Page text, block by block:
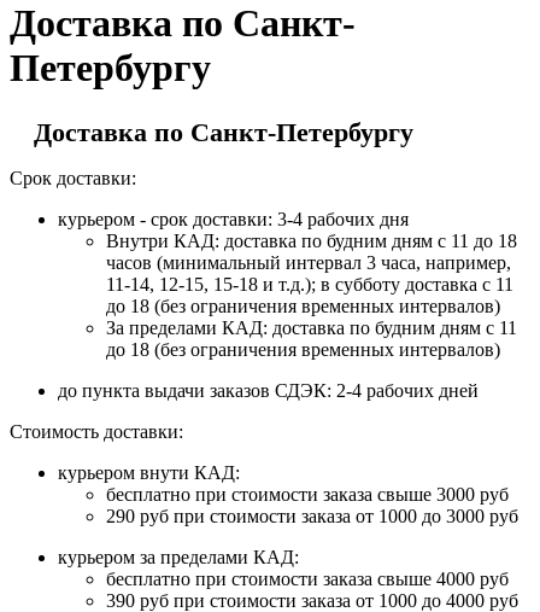
Доставка по Санкт-
Петербургу
Доставка по Санкт-Петербургу
Срок доставки:
курьером - срок доставки: 3-4 рабочих дня
Внутри КАД: доставка по будним дням с 11 до 18
часов (минимальный интервал 3 часа, например,
11-14, 12-15, 15-18 и т.д.); в субботу доставка с 11
до 18 (без ограничения временных интервалов)
За пределами КАД: доставка по будним дням с 11
до 18 (без ограничения временных интервалов)
до пункта выдачи заказов СДЭК: 2-4 рабочих дней
Стоимость доставки:
курьером внути КАД:
бесплатно при стоимости заказа свыше 3000 руб
290 руб при стоимости заказа от 1000 до 3000 руб
курьером за пределами КАД:
бесплатно при стоимости заказа свыше 4000 руб
390 руб при стоимости заказа от 1000 до 4000 руб